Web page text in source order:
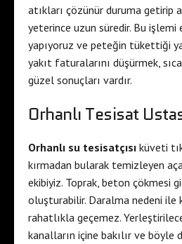
atıkları çözünür duruma getirip
yeterince uzun süredir. Bu
yapıyoruz ve peteğin tükettiği
yakıt faturalarını düşürmek,
güzel sonuçları vardır.
Orhanlı Tesisat
Orhanlı su tesisatçısı küveti
kırmadan bularak temizleyen
ekibiyiz. Toprak, beton çökmesi
oluşturabilir. Daralma nedeni ile
rahatlıkla geçemez.
kanalların içine bakılır ve